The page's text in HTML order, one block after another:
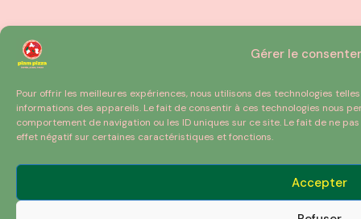
Gérer le
Pour offrir les meilleures expériences, nous utilisons des technologies
informations des appareils. Le fait de consentir à ces technologies nous
comportement de navigation ou les ID uniques sur ce site. Le fait de ne
effet négatif sur certaines caractéristiques et fonctions.
Accepter